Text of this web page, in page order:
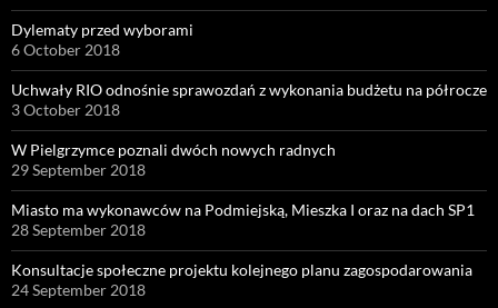
Dylematy przed wyborami
6 October 2018
Uchwały RIO odnośnie sprawozdań z wykonania budżetu na półrocze
3 October 2018
W Pielgrzymce poznali dwóch nowych radnych
29 September 2018
Miasto ma wykonawców na Podmiejską, Mieszka I oraz na dach SP1
28 September 2018
Konsultacje społeczne projektu kolejnego planu zagospodarowania
24 September 2018